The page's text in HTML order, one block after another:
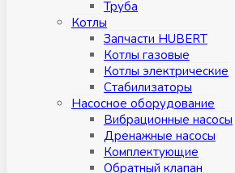
Труба
Котлы
Запчасти HUBERT
Котлы газовые
Котлы электрические
Стабилизаторы
Насосное оборудование
Вибрационные насосы
Дренажные насосы
Комплектующие
Обратный клапан